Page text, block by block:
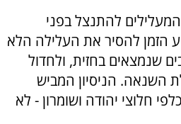
להתנצל בפני
הזמן להסיר את העלילה הלא
שנמצאים בחזית, ולחדול
השנאה. הניסיון המביש
חלוצי יהודה ושומרון - לא